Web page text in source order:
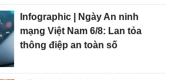
Infographic | Ngày An ninh
mạng Việt Nam 6/8: Lan tỏa
thông điệp an toàn số